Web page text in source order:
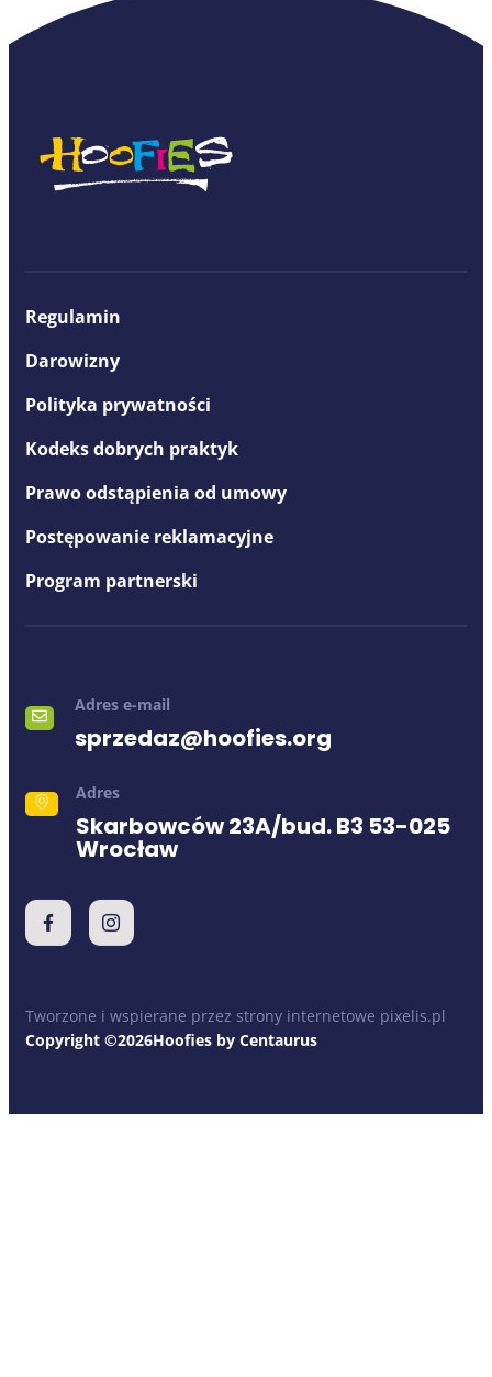
Regulamin
Darowizny
Polityka prywatności
Kodeks dobrych praktyk
Prawo odstąpienia od umowy
Postępowanie reklamacyjne
Program partnerski
Adres e-mail
sprzedaz@hoofies.org
Adres
Skarbowców 23A/bud. B3 53-025
Wrocław
Tworzone i wspierane przez strony internetowe pixelis.pl
Copyright ©2026Hoofies by Centaurus